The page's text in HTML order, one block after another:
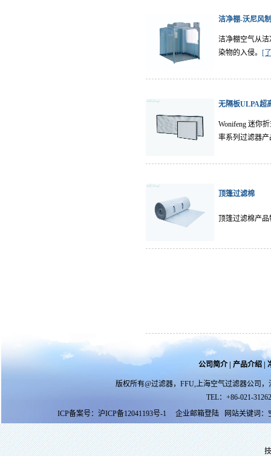
洁净棚-沃尼风
洁净棚空气从
染物的入侵。 [
无隔板ULPA超
Wonifeng 迷你
率系列过滤器产
顶篷过滤棉
顶篷过滤棉产
公司简介| 产品介绍|
版权所有@过滤器，FFU,上海空气过滤器公司
TEL：+86-021-
ICP备案号： 沪ICP备12041193号-1 企业邮箱登陆网站关键词：